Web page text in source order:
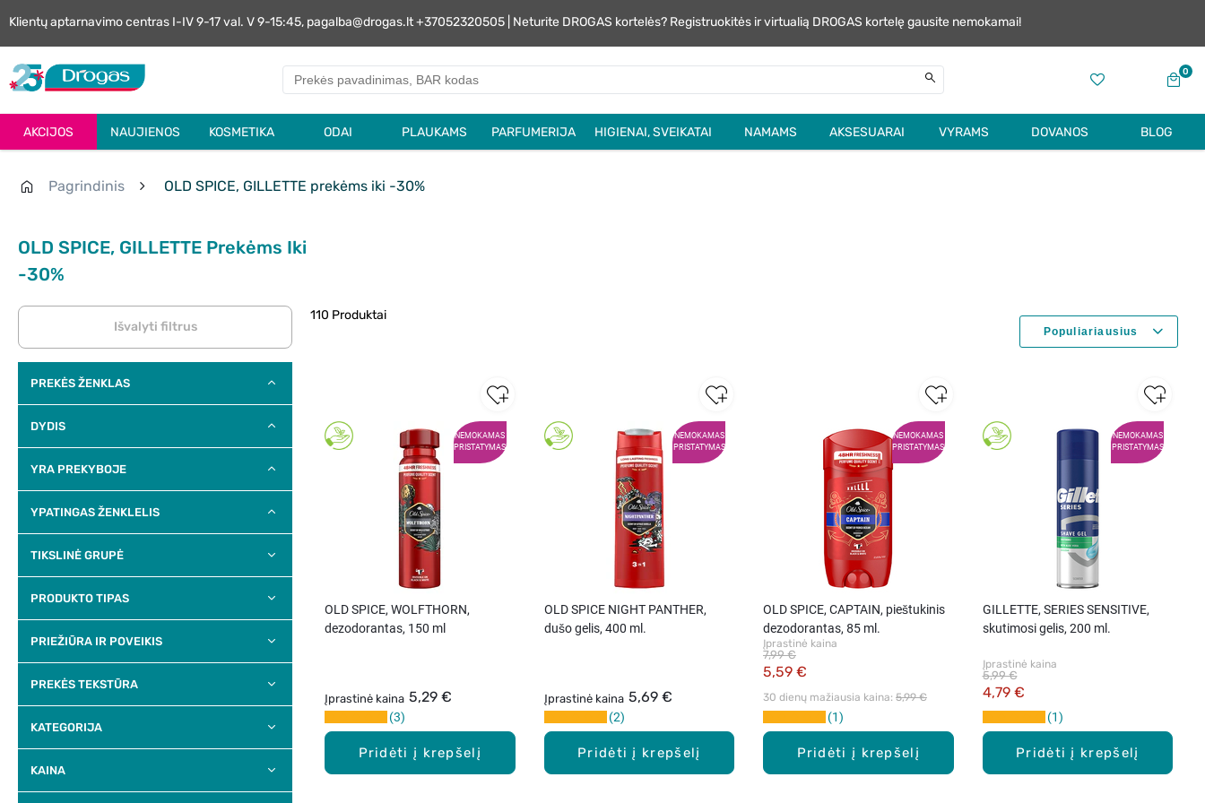
Klientų aptarnavimo centras I-IV 9-17 val. V 9-15:45, pagalba@drogas.lt +37052320505 | Neturite DROGAS kortelės? Registruokitės ir virtualią DROGAS kortelę gausite nemokamai!
0
AKCIJOS NAUJIENOS KOSMETIKA ODAI PLAUKAMS PARFUMERIJA HIGIENAI, SVEIKATAI NAMAMS AKSESUARAI VYRAMS DOVANOS BLOG
Pagrindinis OLD SPICE, GILLETTE prekėms iki -30%
OLD SPICE, GILLETTE Prekėms Iki
-30%
Išvalyti filtrus
PREKĖS ŽENKLAS
DYDIS
YRA PREKYBOJE
YPATINGAS ŽENKLELIS
TIKSLINĖ GRUPĖ
PRODUKTO TIPAS
PRIEŽIŪRA IR POVEIKIS
PREKĖS TEKSTŪRA
KATEGORIJA
KAINA
110 Produktai
NEMOKAMAS
PRISTATYMAS
Pridėti į krepšelį
OLD SPICE, WOLFTHORN,
dezodorantas, 150 ml
Įprastinė kaina 5,29 €
3
NEMOKAMAS
PRISTATYMAS
Pridėti į krepšelį
OLD SPICE NIGHT PANTHER,
dušo gelis, 400 ml.
Įprastinė kaina 5,69 €
2
NEMOKAMAS
PRISTATYMAS
Pridėti į krepšelį
OLD SPICE, CAPTAIN, pieštukinis
dezodorantas, 85 ml.
Įprastinė kaina
5,59 €
7,99 €
30 dienų mažiausia kaina: 5,99 €
1
NEMOKAMAS
PRISTATYMAS
Pridėti į krepšelį
GILLETTE, SERIES SENSITIVE,
skutimosi gelis, 200 ml.
Įprastinė kaina
4,79 €
5,99 €
1